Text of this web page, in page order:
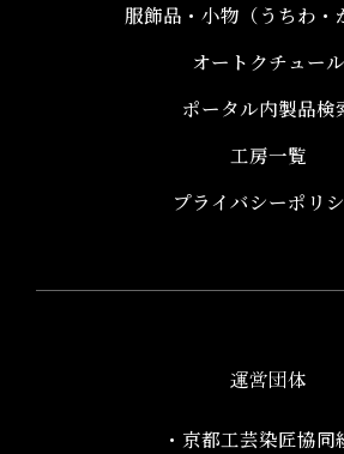
服飾品・小物​（うちわ・
オートクチュール
ポータル内製品検
工房一覧
プライバシーポリ
運営団体
・京都工芸染匠協同